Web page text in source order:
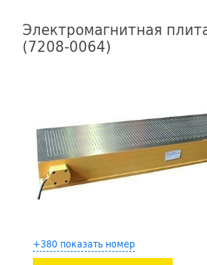
Электромагнитная
(7208-0064)
+380 показать номер